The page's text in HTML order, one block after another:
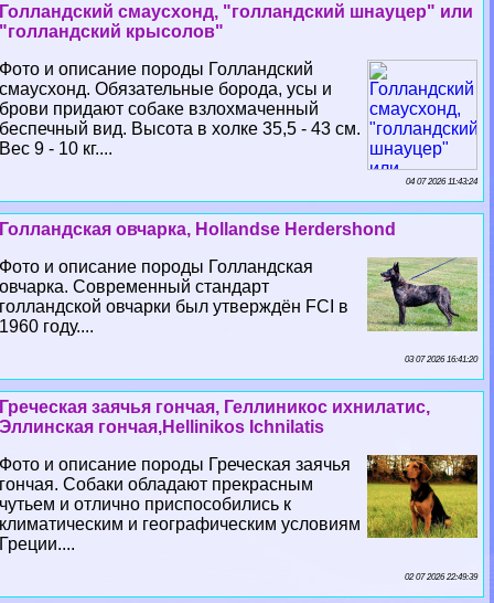
Голландский смаусхонд, "голландский шнауцер" или
"голландский крысолов"
Фото и описание породы Голландский
смаусхонд. Обязательные борода, усы и
брови придают собаке взлохмаченный
беспечный вид. Высота в холке 35,5 - 43 см.
Вес 9 - 10 кг....
04 07 2026 11:43:24
Голландская овчарка, Hollandse Herdershond
Фото и описание породы Голландская
овчарка. Современный стандарт
голландской овчарки был утверждён FCI в
1960 году....
03 07 2026 16:41:20
Греческая заячья гончая, Геллиникос ихнилатис,
Эллинская гончая,Hellinikos Ichnilatis
Фото и описание породы Греческая заячья
гончая. Собаки обладают прекрасным
чутьем и отлично приспособились к
климатическим и географическим условиям
Греции....
02 07 2026 22:49:39